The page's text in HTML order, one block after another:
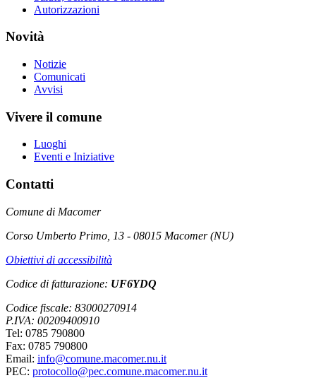
Autorizzazioni
Novità
Notizie
Comunicati
Avvisi
Vivere il comune
Luoghi
Eventi e Iniziative
Contatti
Comune di Macomer
Corso Umberto Primo, 13 - 08015 Macomer (NU)
Obiettivi di accessibilità
Codice di fatturazione: UF6YDQ
Codice fiscale: 83000270914
P.IVA: 00209400910
Tel: 0785 790800
Fax: 0785 790800
Email: info@comune.macomer.nu.it
PEC: protocollo@pec.comune.macomer.nu.it